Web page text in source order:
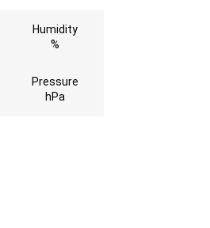
Humidity
%
Pressure
hPa